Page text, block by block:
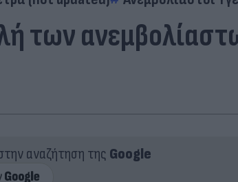
των
αναζήτηση της Google